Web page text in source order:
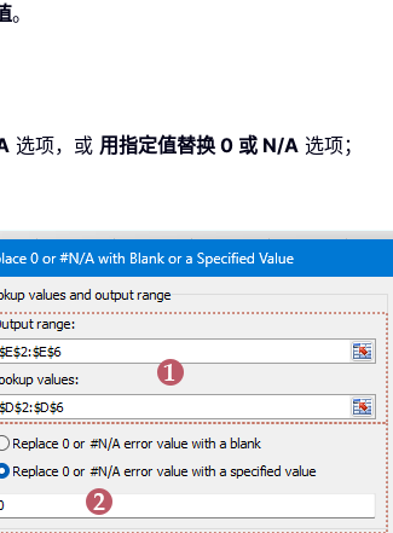
。
选项，或 用指定值替换 0 或 N/A 选项；